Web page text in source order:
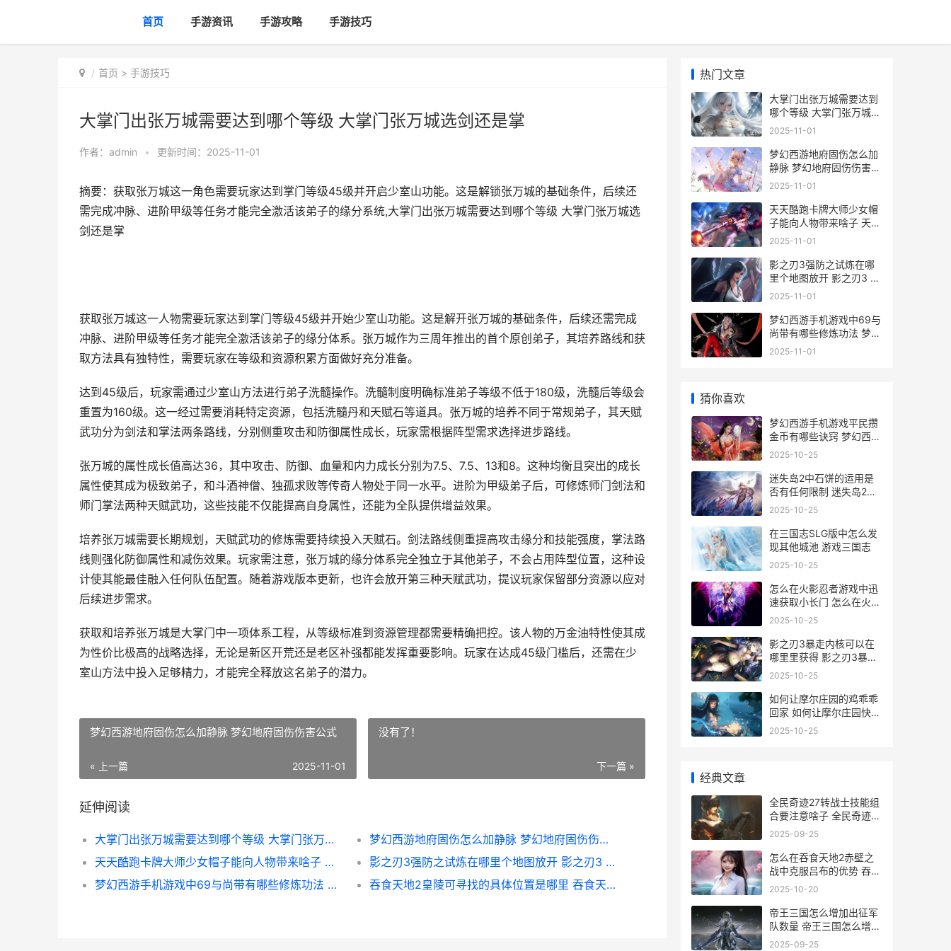
首页 手游资讯 手游攻略 手游技巧
首页 > 手游技巧
大掌门出张万城需要达到哪个等级 大掌门张万城选剑还是掌
作者： admin • 更新时间：2025-11-01
摘要：获取张万城这一角色需要玩家达到掌门等级45级并开启少室山功能。这是解锁张万城的基础条件，后续还
需完成冲脉、进阶甲级等任务才能完全激活该弟子的缘分系统,大掌门出张万城需要达到哪个等级 大掌门张万城选
剑还是掌
获取张万城这一人物需要玩家达到掌门等级45级并开始少室山功能。这是解开张万城的基础条件，后续还需完成
冲脉、进阶甲级等任务才能完全激活该弟子的缘分体系。张万城作为三周年推出的首个原创弟子，其培养路线和获
取方法具有独特性，需要玩家在等级和资源积累方面做好充分准备。
达到45级后，玩家需通过少室山方法进行弟子洗髓操作。洗髓制度明确标准弟子等级不低于180级，洗髓后等级会
重置为160级。这一经过需要消耗特定资源，包括洗髓丹和天赋石等道具。张万城的培养不同于常规弟子，其天赋
武功分为剑法和掌法两条路线，分别侧重攻击和防御属性成长，玩家需根据阵型需求选择进步路线。
张万城的属性成长值高达36，其中攻击、防御、血量和内力成长分别为7.5、7.5、13和8。这种均衡且突出的成长
属性使其成为极致弟子，和斗酒神僧、独孤求败等传奇人物处于同一水平。进阶为甲级弟子后，可修炼师门剑法和
师门掌法两种天赋武功，这些技能不仅能提高自身属性，还能为全队提供增益效果。
培养张万城需要长期规划，天赋武功的修炼需要持续投入天赋石。剑法路线侧重提高攻击缘分和技能强度，掌法路
线则强化防御属性和减伤效果。玩家需注意，张万城的缘分体系完全独立于其他弟子，不会占用阵型位置，这种设
计使其能最佳融入任何队伍配置。随着游戏版本更新，也许会放开第三种天赋武功，提议玩家保留部分资源以应对
后续进步需求。
获取和培养张万城是大掌门中一项体系工程，从等级标准到资源管理都需要精确把控。该人物的万金油特性使其成
为性价比极高的战略选择，无论是新区开荒还是老区补强都能发挥重要影响。玩家在达成45级门槛后，还需在少
室山方法中投入足够精力，才能完全释放这名弟子的潜力。
梦幻西游地府固伤怎么加静脉 梦幻地府固伤伤害公式
« 上一篇 2025-11-01
没有了！
下一篇 »
延伸阅读
大掌门出张万城需要达到哪个等级 大掌门张万城选剑还是掌
梦幻西游地府固伤怎么加静脉 梦幻地府固伤伤害公式
天天酷跑卡牌大师少女帽子能向人物带来啥子 天天酷跑杀卡牌游戏玩法说明
影之刃3强防之试炼在哪里个地图放开 影之刃3 强攻
梦幻西游手机游戏中69与尚带有哪些修炼功法 梦幻西游手机游戏可以赚钱吗
吞食天地2皇陵可寻找的具体位置是哪里 吞食天地2皇陵宝箱
热门文章
大掌门出张万城需要达到
哪个等级 大掌门张万城选
剑还是掌
2025-11-01
梦幻西游地府固伤怎么加
静脉 梦幻地府固伤伤害公
式
2025-11-01
天天酷跑卡牌大师少女帽
子能向人物带来啥子 天天
酷跑杀卡牌游戏玩法说明
2025-11-01
影之刃3强防之试炼在哪
里个地图放开 影之刃3 强
攻
2025-11-01
梦幻西游手机游戏中69与
尚带有哪些修炼功法 梦幻
西游手机游戏可以赚钱吗
2025-11-01
猜你喜欢
梦幻西游手机游戏平民攒
金币有哪些诀窍 梦幻西游
手机游染色好看吗
2025-10-25
迷失岛2中石饼的运用是
否有任何限制 迷失岛2石
饼怎么用
2025-10-25
在三国志SLG版中怎么发
现其他城池 游戏三国志
2025-10-25
怎么在火影忍者游戏中迅
速获取小长门 怎么在火影
忍者里面获得活跃度
2025-10-25
影之刃3暴走内核可以在
哪里里获得 影之刃3暴击
率怎么堆
2025-10-25
如何让摩尔庄园的鸡乖乖
回家 如何让摩尔庄园快速
赚钱
2025-10-25
经典文章
全民奇迹27转战士技能组
合要注意啥子 全民奇迹每
一转有多少属性点
2025-09-25
怎么在吞食天地2赤壁之
战中克服吕布的优势 吞食
天地流程攻略
2025-10-20
帝王三国怎么增加出征军
队数量 帝王三国怎么增加
兵力
2025-09-25